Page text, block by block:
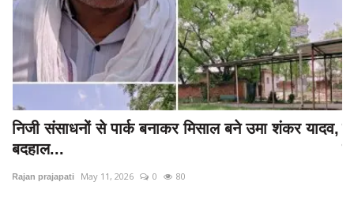
निजी संसाधनों से पार्क बनाकर मिसाल बने उमा शंकर यादव,
बदहाल...
Rajan prajapati May 11, 2026 0 80